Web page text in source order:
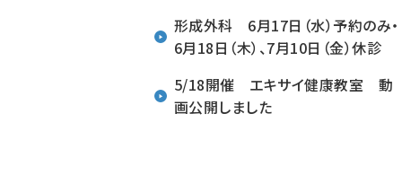
形成外科 6月17日（水）予約のみ・
6月18日（木）、7月10日（金）休診
5/18開催 エキサイ健康教室 動
画公開しました